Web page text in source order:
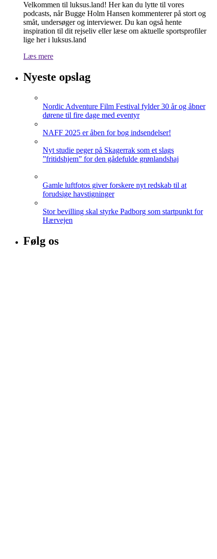
Velkommen til luksus.land! Her kan du lytte til vores
podcasts, når Bugge Holm Hansen kommenterer på stort og
småt, undersøger og interviewer. Du kan også hente
inspiration til dit rejseliv eller læse om aktuelle sportsprofiler
lige her i luksus.land
Læs mere
Nyeste opslag
Nordic Adventure Film Festival fylder 30 år og åbner
dørene til fire dage med eventyr
NAFF 2025 er åben for bog indsendelser!
Nyt studie peger på Skagerrak som et slags
”fritidshjem” for den gådefulde grønlandshaj
Gamle luftfotos giver forskere nyt redskab til at
forudsige havstigninger
Stor bevilling skal styrke Padborg som startpunkt for
Hærvejen
Følg os